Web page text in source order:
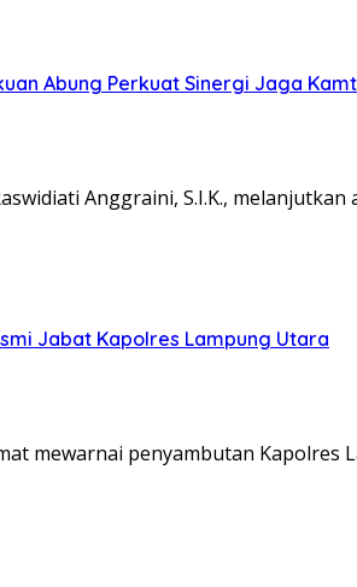
Abung Perkuat Sinergi Jaga
Anggraini, S.I.K.,
Jabat Kapolres Lampung Utara
mewarnai penyambutan Kapolres